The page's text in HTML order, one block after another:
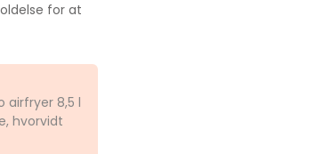
for at
airfryer 8,5 l
hvorvidt